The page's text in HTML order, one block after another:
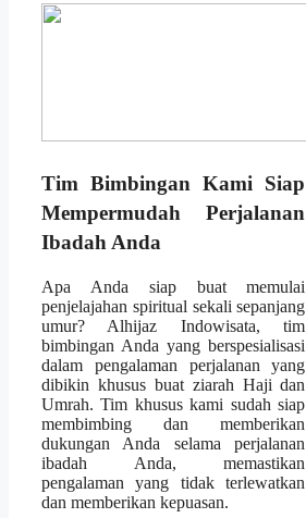
Tim Bimbingan Kami Siap
Mempermudah Perjalanan
Ibadah Anda
Apa Anda siap buat memulai
penjelajahan spiritual sekali sepanjang
umur? Alhijaz Indowisata, tim
bimbingan Anda yang berspesialisasi
dalam pengalaman perjalanan yang
dibikin khusus buat ziarah Haji dan
Umrah. Tim khusus kami sudah siap
membimbing dan memberikan
dukungan Anda selama perjalanan
ibadah Anda, memastikan
pengalaman yang tidak terlewatkan
dan memberikan kepuasan.